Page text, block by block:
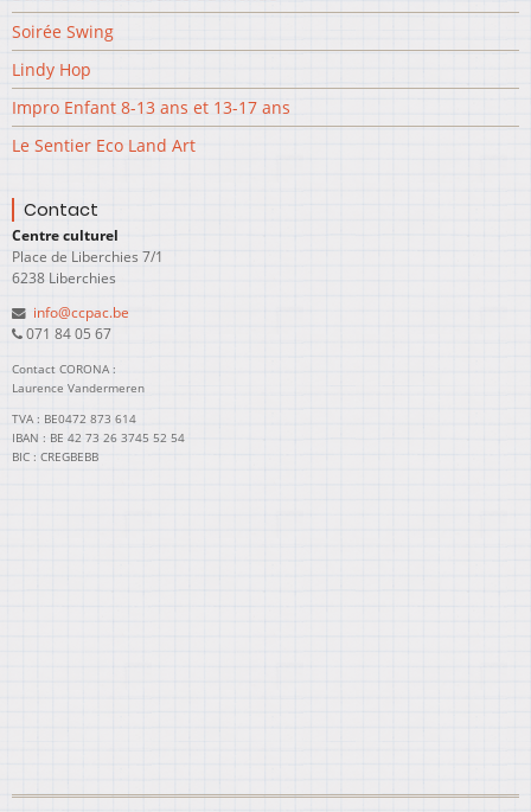
Soirée Swing
Lindy Hop
Impro Enfant 8-13 ans et 13-17 ans
Le Sentier Eco Land Art
Contact
Centre culturel
Place de Liberchies 7/1
6238 Liberchies
info@ccpac.be
071 84 05 67
Contact CORONA :
Laurence Vandermeren
TVA : BE0472 873 614
IBAN : BE 42 73 26 3745 52 54
BIC : CREGBEBB